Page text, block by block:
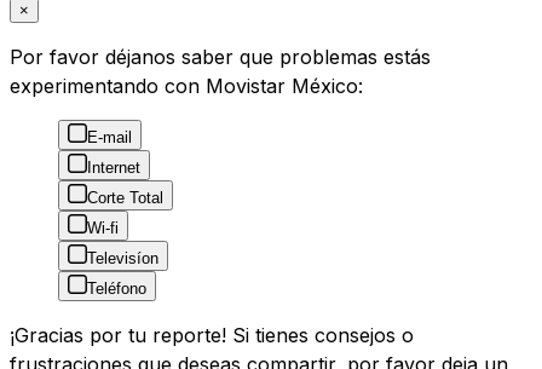
×
Por favor déjanos saber que problemas estás
experimentando con Movistar México:
E-mail
Internet
Corte Total
Wi-fi
Televisíon
Teléfono
¡Gracias por tu reporte! Si tienes consejos o